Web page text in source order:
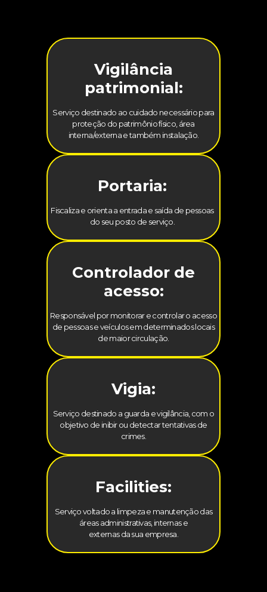
Vigilância
patrimonial:
Serviço destinado ao cuidado necessário para
proteção do patrimônio físico, área
interna/externa e também instalação.
Portaria:
Fiscaliza e orienta a entrada e saída de pessoas
do seu posto de serviço.
Controlador de
acesso:
Responsável por monitorar e controlar o acesso
de pessoas e veículos em determinados locais
de maior circulação.
Vigia:
Serviço destinado a guarda e vigilância, com o
objetivo de inibir ou detectar tentativas de
crimes.
Facilities:
Serviço voltado a limpeza e manutenção das
áreas administrativas, internas e
externas da sua empresa.